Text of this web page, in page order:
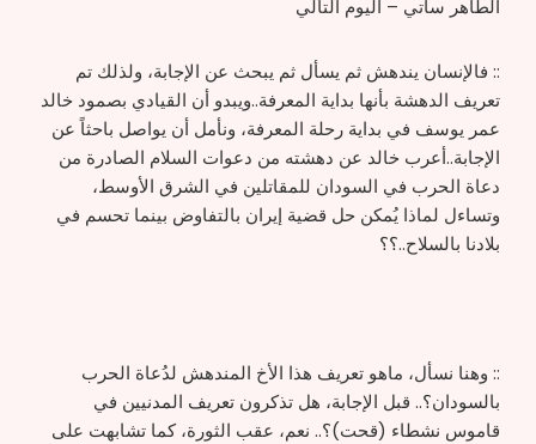
الطاهر ساتي – اليوم التالي
:: فالإنسان يندهش ثم يسأل ثم يبحث عن الإجابة، ولذلك تم
تعريف الدهشة بأنها بداية المعرفة..ويبدو أن القيادي بصمود خالد
عمر يوسف في بداية رحلة المعرفة، ونأمل أن يواصل باحثاً عن
الإجابة..أعرب خالد عن دهشته من دعوات السلام الصادرة من
دعاة الحرب في السودان للمقاتلين في الشرق الأوسط،
وتساءل لماذا يُمكن حل قضية إيران بالتفاوض بينما تحسم في
بلادنا بالسلاح..؟؟
:: وهنا نسأل، ماهو تعريف هذا الأخ المندهش لدُعاة الحرب
بالسودان؟.. قبل الإجابة، هل تذكرون تعريف المدنيين في
قاموس نشطاء (قحت)؟.. نعم، عقب الثورة، كما تشابهت على